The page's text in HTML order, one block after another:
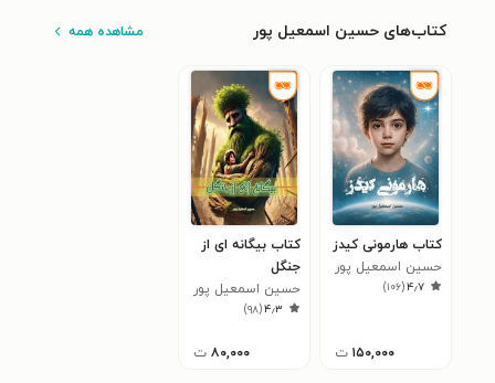
کتاب‌های حسین اسمعیل پور مشاهده همه
کتاب هارمونی کیدز
حسین اسمعیل پور
۴٫۷(۱۰۶)
۱۵۰,۰۰۰ ت
کتاب بیگانه ای از
جنگل
حسین اسمعیل پور
۴٫۳(۹۸)
۸۰,۰۰۰ ت